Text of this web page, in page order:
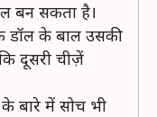
बन सकता है।
डॉल के बाल उसकी
दूसरी चीज़ें
बारे में सोच भी